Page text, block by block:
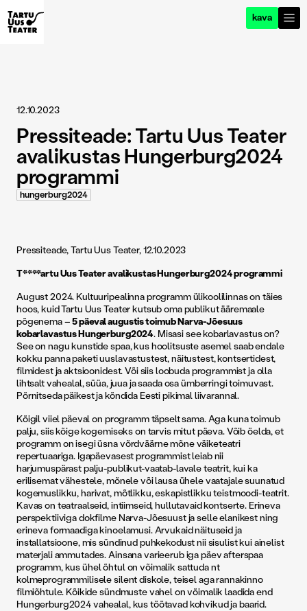
kava
12.10.2023
Pressiteade: Tartu Uus Teater
avalikustas Hungerburg2024
programmi
hungerburg2024
Pressiteade, Tartu Uus Teater, 12.10.2023
T****artu Uus Teater avalikustas Hungerburg2024 programmi
August 2024. Kultuuripealinna programm ülikoolilinnas on täies
hoos, kuid Tartu Uus Teater kutsub oma publikut ääremaale
põgenema –5 päeval augustis toimub Narva-Jõesuus
kobarlavastus Hungerburg2024. Misasi see kobarlavastus on?
See on nagu kunstide spaa, kus hoolitsuste asemel saab endale
kokku panna paketi uuslavastustest, näitustest, kontsertidest,
filmidest ja aktsioonidest. Või siis loobuda programmist ja olla
lihtsalt vahealal, süüa, juua ja saada osa ümberringi toimuvast.
Põrnitseda päikest ja kõndida Eesti pikimal liivarannal.
Kõigil viiel päeval on programm täpselt sama. Aga kuna toimub
palju, siis kõige kogemiseks on tarvis mitut päeva. Võib öelda, et
programm on isegi üsna võrdväärne mõne väiketeatri
repertuaariga. Igapäevasest programmist leiab nii
harjumuspärast palju-publikut-vaatab-lavale teatrit, kui ka
erilisemat vähestele, mõnele või lausa ühele vaatajale suunatud
kogemuslikku, harivat, mõtlikku, eskapistlikku teistmoodi-teatrit.
Kavas on teatraalseid, intiimseid, hullutavaid kontserte. Erineva
perspektiiviga dokfilme Narva-Jõesuust ja selle elanikest ning
erineva formaadiga kinoelamusi. Arvukaid näituseid ja
installatsioone, mis sündinud puhkekodust nii sisulist kui ainelist
materjali ammutades. Ainsana varieerub iga päev afterspaa
programm, kus ühel õhtul on võimalik sattuda nt
kolmeprogrammilisele silent diskole, teisel aga rannakinno
filmiõhtule. Kõikide sündmuste vahel on võimalik laadida end
Hungerburg2024 vahealal, kus töötavad kohvikud ja baarid.